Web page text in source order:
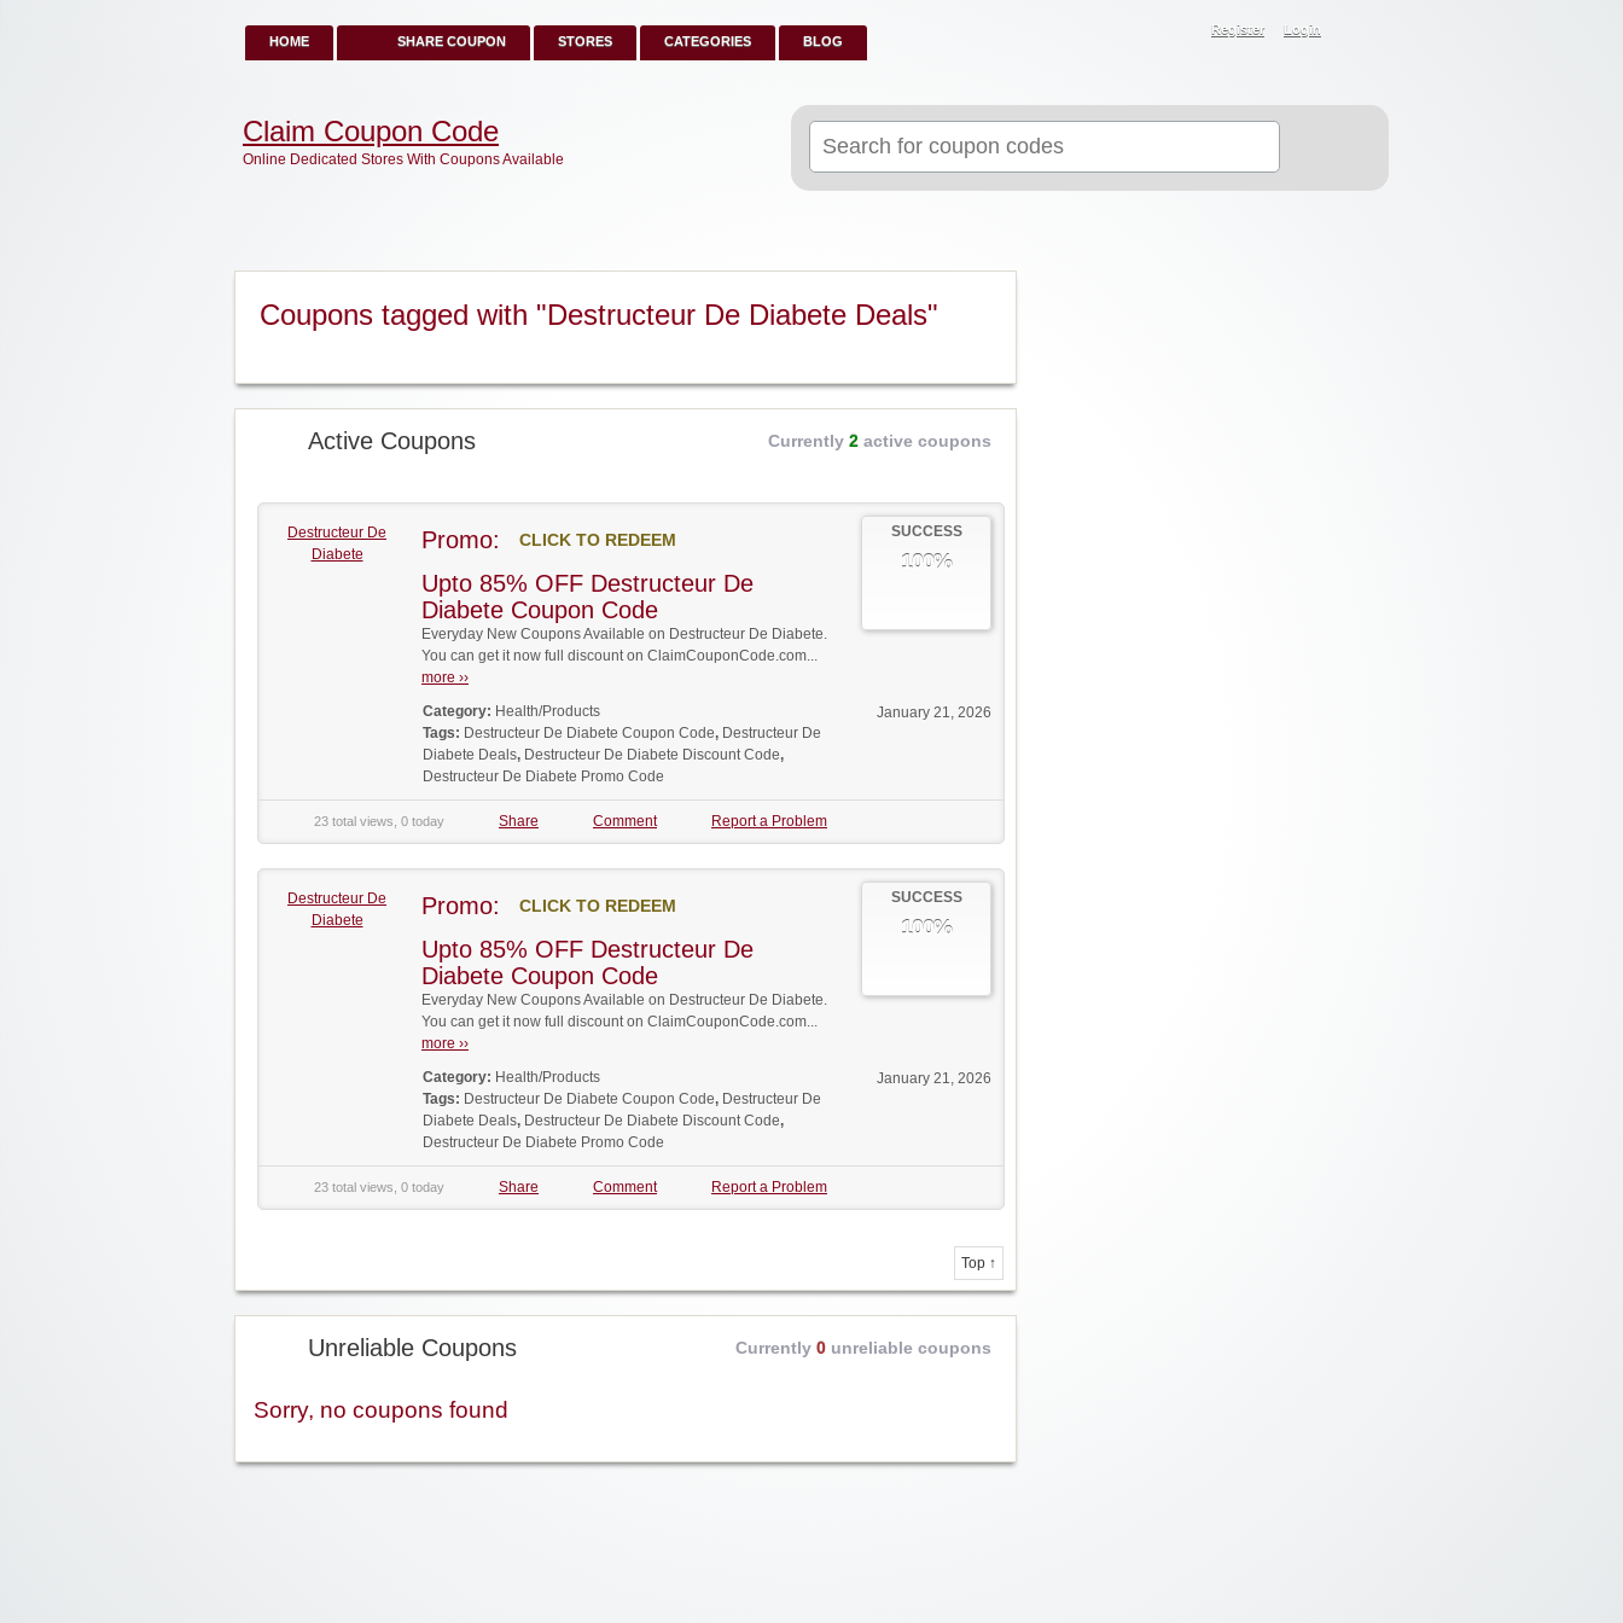
HOME SHARE COUPON STORES CATEGORIES BLOG
Register Login
for:
Claim Coupon Code
Online Dedicated Stores With Coupons Available
Coupons tagged with "Destructeur De Diabete Deals"
Active Coupons Currently 2 active coupons
Destructeur De
Diabete
SUCCESS
100%
Promo: CLICK TO REDEEM
Upto 85% OFF Destructeur De
Diabete Coupon Code
Everyday New Coupons Available on Destructeur De Diabete.
You can get it now full discount on ClaimCouponCode.com...
more ››
January 21, 2026
Category: Health/Products
Tags: Destructeur De Diabete Coupon Code, Destructeur De
Diabete Deals, Destructeur De Diabete Discount Code,
Destructeur De Diabete Promo Code
23 total views, 0 today Share Comment Report a Problem
Destructeur De
Diabete
SUCCESS
100%
Promo: CLICK TO REDEEM
Upto 85% OFF Destructeur De
Diabete Coupon Code
Everyday New Coupons Available on Destructeur De Diabete.
You can get it now full discount on ClaimCouponCode.com...
more ››
January 21, 2026
Category: Health/Products
Tags: Destructeur De Diabete Coupon Code, Destructeur De
Diabete Deals, Destructeur De Diabete Discount Code,
Destructeur De Diabete Promo Code
23 total views, 0 today Share Comment Report a Problem
Top ↑
Unreliable Coupons Currently 0 unreliable coupons
Sorry, no coupons found